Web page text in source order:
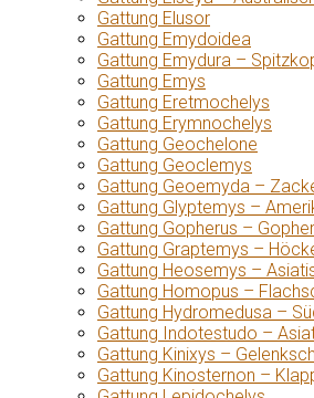
Gattung Elusor
Gattung Emydoidea
Gattung Emydura –
Gattung Emys
Gattung Eretmochelys
Gattung Erymnochelys
Gattung Geochelone
Gattung Geoclemys
Gattung Geoemyda –
Gattung Glyptemys –
Gattung Gopherus –
Gattung Graptemys –
Gattung Heosemys –
Gattung Homopus –
Gattung Hydromedusa –
Gattung Indotestudo –
Gattung Kinixys –
Gattung Kinosternon –